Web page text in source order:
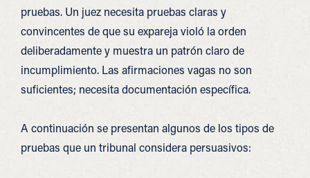
pruebas. Un juez necesita pruebas claras y
convincentes de que su expareja violó la orden
deliberadamente y muestra un patrón claro de
incumplimiento. Las afirmaciones vagas no son
suficientes; necesita documentación específica.
A continuación se presentan algunos de los tipos de
pruebas que un tribunal considera persuasivos: